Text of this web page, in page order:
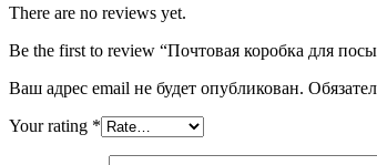
There are no reviews yet.
Be the first to review “Почтовая коробка для
Ваш адрес email не будет опубликован.
Your rating *